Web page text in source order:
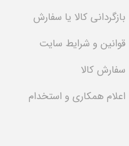
بازگردانی کالا یا سفارش
قوانین و شرایط سایت
سفارش کالا
اعلام همکاری و استخدام